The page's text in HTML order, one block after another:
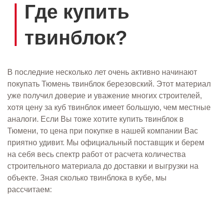
Где купить
твинблок?
В последние несколько лет очень активно начинают
покупать Тюмень твинблок березовский. Этот материал
уже получил доверие и уважение многих строителей,
хотя цену за куб твинблок имеет большую, чем местные
аналоги. Если Вы тоже хотите купить твинблок в
Тюмени, то цена при покупке в нашей компании Вас
приятно удивит. Мы официальный поставщик и берем
на себя весь спектр работ от расчета количества
строительного материала до доставки и выгрузки на
объекте. Зная сколько твинблока в кубе, мы
рассчитаем: